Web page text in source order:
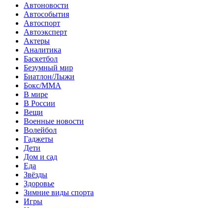
Автоновости
Автособытия
Автоспорт
Автоэксперт
Актеры
Аналитика
Баскетбол
Безумный мир
Биатлон/Лыжи
Бокс/MMA
В мире
В России
Вещи
Военные новости
Волейбол
Гаджеты
Дети
Дом и сад
Еда
Звёзды
Здоровье
Зимние виды спорта
Игры